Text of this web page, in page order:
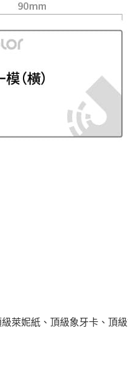
萊妮紙、頂級象牙卡、頂